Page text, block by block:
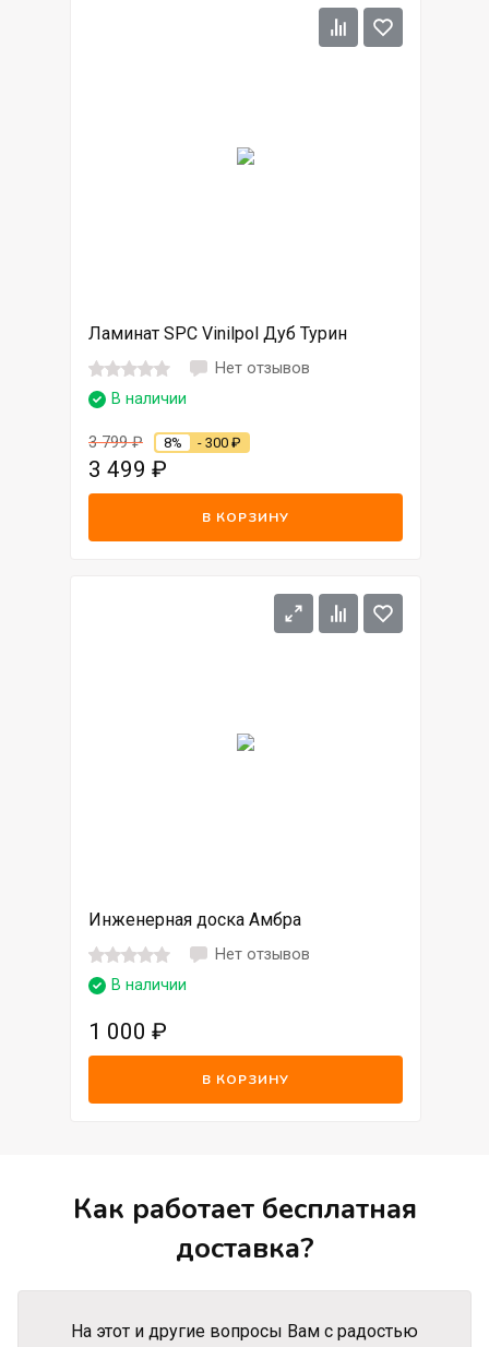
Ламинат SPC Vinilpol Дуб Турин
Нет отзывов
В наличии
3 799₽ 8% - 300 ₽
3 499 ₽
В КОРЗИНУ
Инженерная доска Амбра
Нет отзывов
В наличии
1 000 ₽
В КОРЗИНУ
Как работает бесплатная
доставка?
На этот и другие вопросы Вам с радостью